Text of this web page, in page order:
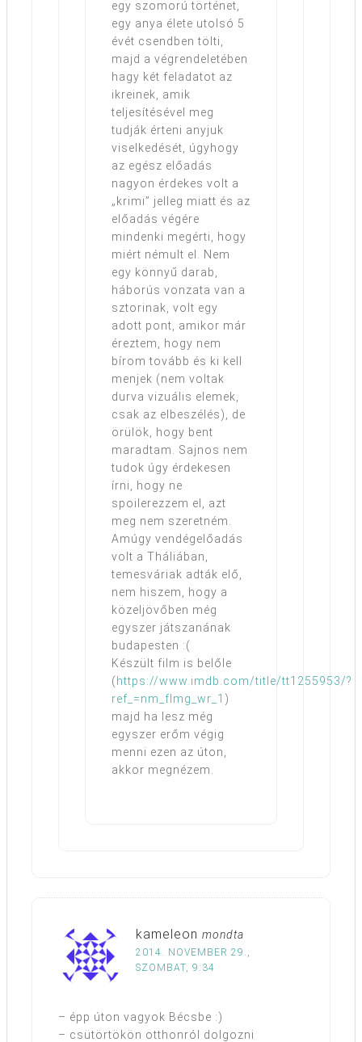
egy szomorú történet,
egy anya élete utolsó 5
évét csendben tölti,
majd a végrendeletében
hagy két feladatot az
ikreinek, amik
teljesítésével meg
tudják érteni anyjuk
viselkedését, úgyhogy
az egész előadás
nagyon érdekes volt a
„krimi” jelleg miatt és az
előadás végére
mindenki megérti, hogy
miért némult el. Nem
egy könnyű darab,
háborús vonzata van a
sztorinak, volt egy
adott pont, amikor már
éreztem, hogy nem
bírom tovább és ki kell
menjek (nem voltak
durva vizuális elemek,
csak az elbeszélés), de
örülök, hogy bent
maradtam. Sajnos nem
tudok úgy érdekesen
írni, hogy ne
spoilerezzem el, azt
meg nem szeretném.
Amúgy vendégelőadás
volt a Tháliában,
temesváriak adták elő,
nem hiszem, hogy a
közeljövőben még
egyszer játszanának
budapesten :(
Készült film is belőle
( https://www.imdb.com/title/tt1255953/?
ref_=nm_flmg_wr_1 )
majd ha lesz még
egyszer erőm végig
menni ezen az úton,
akkor megnézem.
kameleon mondta
2014. NOVEMBER 29.,
SZOMBAT, 9:34
– épp úton vagyok Bécsbe :)
– csütörtökön otthonról dolgozni